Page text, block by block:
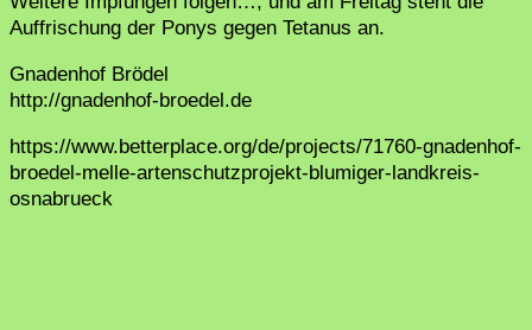
Auffrischung der Ponys gegen Tetanus an.
Gnadenhof Brödel
http://gnadenhof-broedel.de
https://www.betterplace.org/de/projects/71760-gnadenhof-
broedel-melle-artenschutzprojekt-blumiger-landkreis-
osnabrueck